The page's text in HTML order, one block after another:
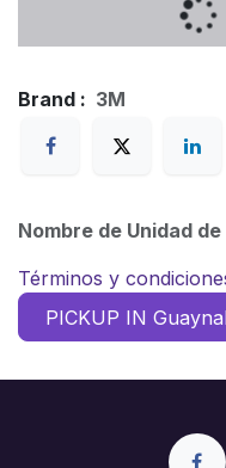
Brand : 3M
Nombre de Unidad
Términos y
PICKUP IN